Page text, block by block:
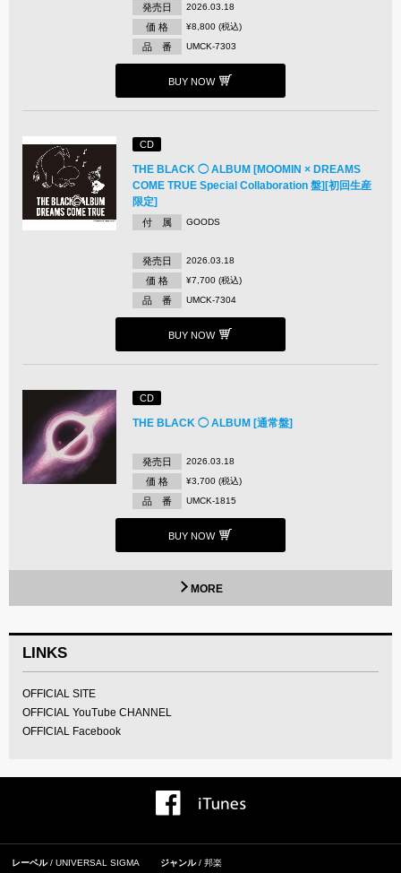
発売日 2026.03.18
価 格 ¥8,800 (税込)
品 番 UMCK-7303
BUY NOW
CD
THE BLACK ◯ ALBUM [MOOMIN × DREAMS
COME TRUE Special Collaboration 盤][初回生産
限定]
付 属 GOODS
発売日 2026.03.18
価 格 ¥7,700 (税込)
品 番 UMCK-7304
BUY NOW
CD
THE BLACK ◯ ALBUM [通常盤]
発売日 2026.03.18
価 格 ¥3,700 (税込)
品 番 UMCK-1815
BUY NOW
MORE
LINKS
OFFICIAL SITE
OFFICIAL YouTube CHANNEL
OFFICIAL Facebook
レーベル UNIVERSAL SIGMA ジャンル 邦楽